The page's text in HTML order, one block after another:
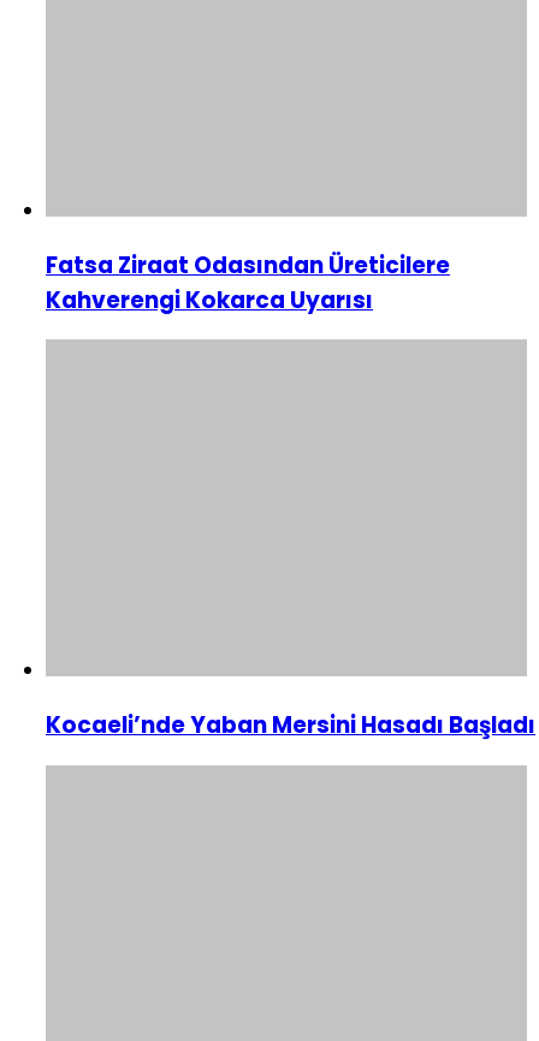
Fatsa Ziraat Odasından Üreticilere
Kahverengi Kokarca Uyarısı
Kocaeli’nde Yaban Mersini Hasadı Başladı